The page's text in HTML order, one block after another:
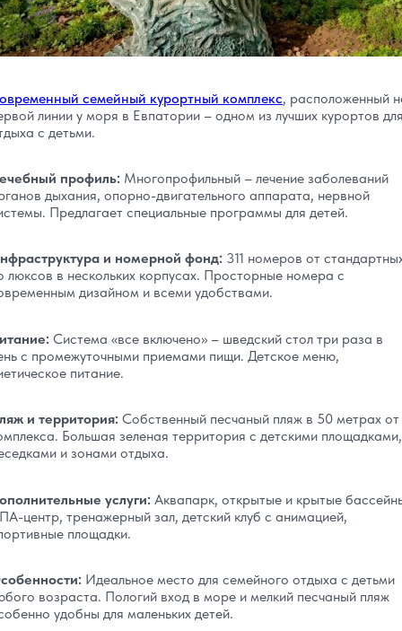
семейный курортный комплекс, расположенный
линии у моря в Евпатории – одном из лучших курортов
с детьми.
профиль: Многопрофильный – лечение заболеваний
дыхания, опорно-двигательного аппарата, нервной
Предлагает специальные программы для детей.
и номерной фонд: 311 номеров от
люксов в нескольких корпусах. Просторные номера с
дизайном и всеми удобствами.
Система «все включено» – шведский стол три раза в
с промежуточными приемами пищи. Детское меню,
питание.
и территория: Собственный песчаный пляж в 50 метрах от
Большая зеленая территория с детскими площадками,
и зонами отдыха.
услуги: Аквапарк, открытые и крытые
центр, тренажерный зал, детский клуб с анимацией,
площадки.
Идеальное место для семейного отдыха с детьми
возраста. Пологий вход в море и мелкий песчаный пляж
удобны для маленьких детей.